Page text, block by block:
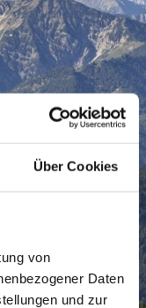
Über Cookies
von
Daten
und zur